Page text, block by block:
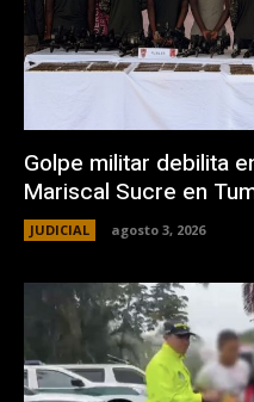
Golpe militar debilita
Mariscal Sucre en
JUDICIAL agosto 3, 2026